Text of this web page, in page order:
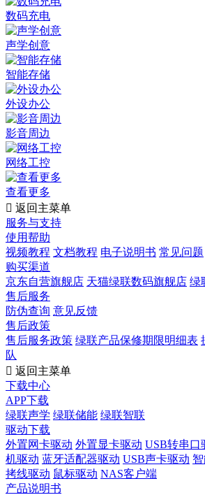
数码充电
声学创意
智能存储
外设办公
影音周边
网络工控
查看更多
 返回主菜单
服务与支持
使用帮助
视频教程 文档教程 电子说明书 常见问题
购买渠道
京东自营旗舰店 天猫绿联数码旗舰店 绿
售后服务
防伪查询 意见反馈
售后政策
售后服务政策 绿联产品保修期限明细表
队
 返回主菜单
下载中心
APP下载
绿联声学 绿联储能 绿联智联
驱动下载
外置网卡驱动 外置显卡驱动 USB转串口
机驱动 蓝牙适配器驱动 USB声卡驱动
拷线驱动 鼠标驱动 NAS客户端
产品说明书